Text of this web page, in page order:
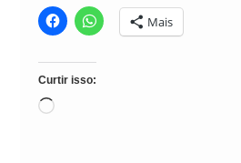
Mais
Curtir isso:
Carregando...